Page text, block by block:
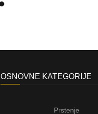
OSNOVNE KATEGORIJE
Prstenje